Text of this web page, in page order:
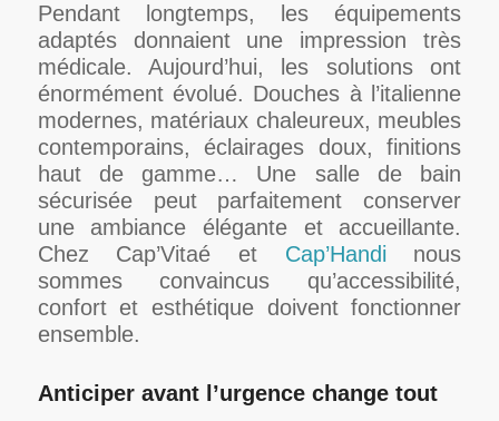
Pendant longtemps, les équipements
adaptés donnaient une impression très
médicale. Aujourd’hui, les solutions ont
énormément évolué. Douches à l’italienne
modernes, matériaux chaleureux, meubles
contemporains, éclairages doux, finitions
haut de gamme… Une salle de bain
sécurisée peut parfaitement conserver
une ambiance élégante et accueillante.
Chez Cap’Vitaé et Cap’Handi nous
sommes convaincus qu’accessibilité,
confort et esthétique doivent fonctionner
ensemble.
Anticiper avant l’urgence change tout